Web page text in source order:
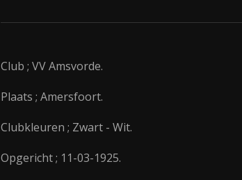
Club ; VV Amsvorde.
Plaats ; Amersfoort.
Clubkleuren ; Zwart - Wit.
Opgericht ; 11-03-1925.